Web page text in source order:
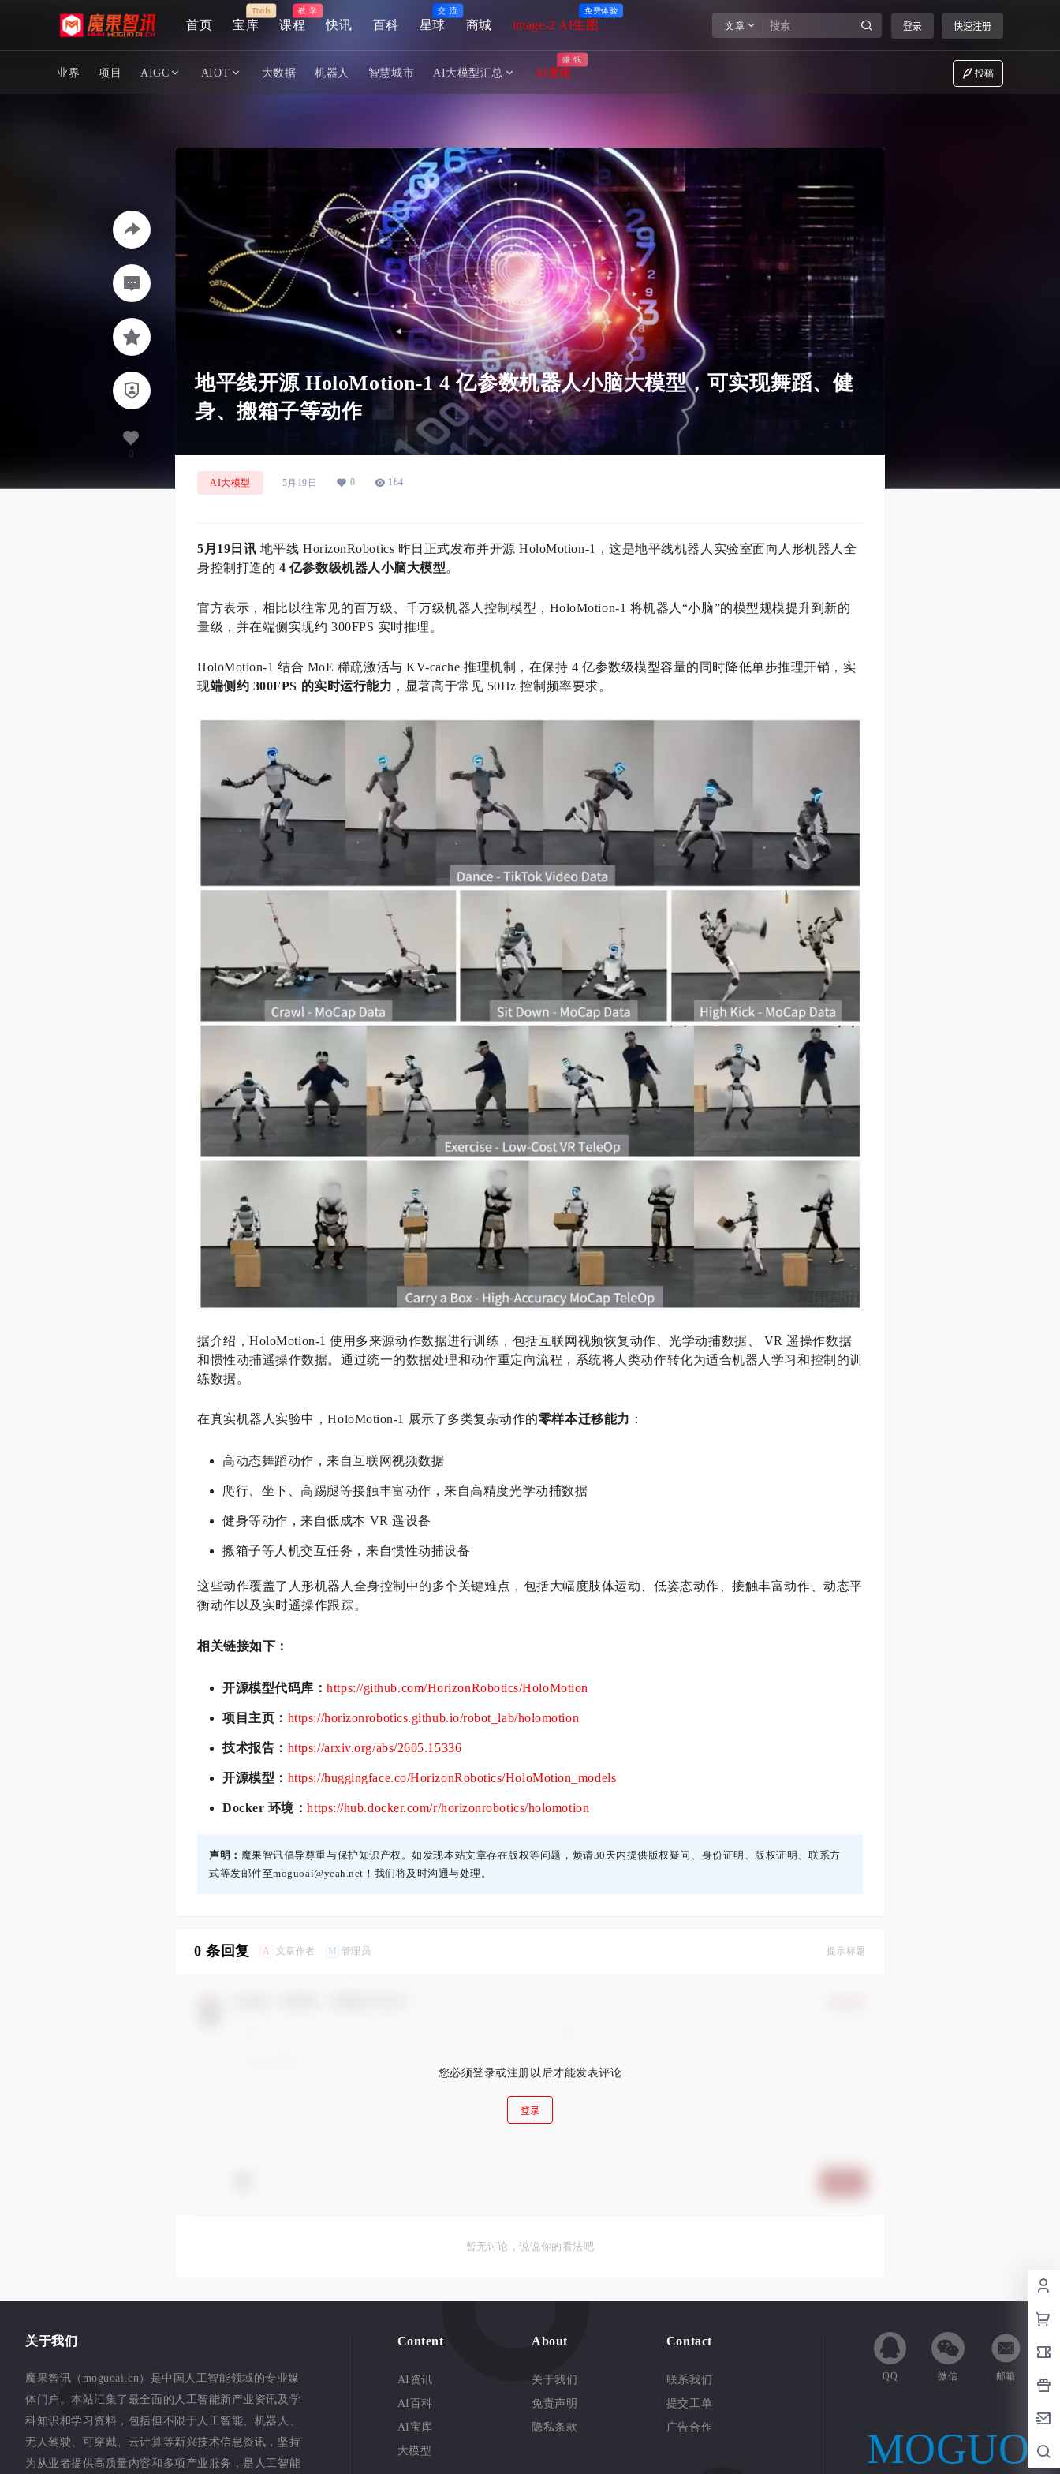
首页 宝库
Tools
课程
教 学
快讯 百科 星球
交 流
商城 image-2 AI生图
免费体验
文章 登录 快速注册
业界 项目 AIGC AIOT 大数据 机器人 智慧城市 AI大模型汇总 AI变现
赚 钱
投稿
地平线开源 HoloMotion-1 4 亿参数机器人小脑大模型，可实现舞蹈、健
身、搬箱子等动作
AI大模型 5月19日 0 184
5月19日讯 地平线 HorizonRobotics 昨日正式发布并开源 HoloMotion-1，这是地平线机器人实验室面向人形机器人全
身控制打造的 4 亿参数级机器人小脑大模型。
官方表示，相比以往常见的百万级、千万级机器人控制模型，HoloMotion-1 将机器人“小脑”的模型规模提升到新的
量级，并在端侧实现约 300FPS 实时推理。
HoloMotion-1 结合 MoE 稀疏激活与 KV-cache 推理机制，在保持 4 亿参数级模型容量的同时降低单步推理开销，实
现端侧约 300FPS 的实时运行能力 ，显著高于常见 50Hz 控制频率要求。
据介绍，HoloMotion-1 使用多来源动作数据进行训练，包括互联网视频恢复动作、光学动捕数据、 VR 遥操作数据
和惯性动捕遥操作数据。通过统一的数据处理和动作重定向流程，系统将人类动作转化为适合机器人学习和控制的训
练数据。
在真实机器人实验中，HoloMotion-1 展示了多类复杂动作的零样本迁移能力 ：
高动态舞蹈动作，来自互联网视频数据
爬行、坐下、高踢腿等接触丰富动作，来自高精度光学动捕数据
健身等动作，来自低成本 VR 遥设备
搬箱子等人机交互任务，来自惯性动捕设备
这些动作覆盖了人形机器人全身控制中的多个关键难点，包括大幅度肢体运动、低姿态动作、接触丰富动作、动态平
衡动作以及实时遥操作跟踪。
相关链接如下：
开源模型代码库：https://github.com/HorizonRobotics/HoloMotion
项目主页： https://horizonrobotics.github.io/robot_lab/holomotion
技术报告： https://arxiv.org/abs/2605.15336
开源模型： https://huggingface.co/HorizonRobotics/HoloMotion_models
Docker 环境：https://hub.docker.com/r/horizonrobotics/holomotion
声明： 魔果智讯倡导尊重与保护知识产权。如发现本站文章存在版权等问题，烦请30天内提供版权疑问、身份证明、版权证明、联系方
式等发邮件至moguoai@yeah.net！我们将及时沟通与处理。
0
0 条回复 A 文章作者 M 管理员 提示标题
您必须登录或注册以后才能发表评论
登录
暂无讨论，说说你的看法吧
关于我们
魔果智讯（moguoai.cn）是中国人工智能领域的专业媒
体门户。本站汇集了最全面的人工智能新产业资讯及学
科知识和学习资料，包括但不限于人工智能、机器人、
无人驾驶、可穿戴、云计算等新兴技术信息资讯，坚持
为从业者提供高质量内容和多项产业服务，是人工智能
Content
AI资讯
AI百科
AI宝库
大模型
About
关于我们
免责声明
隐私条款
Contact
联系我们
提交工单
广告合作
QQ 微信 邮箱
MOGUO